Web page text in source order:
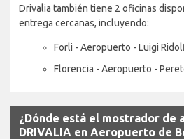
Drivalia también tiene 2 oficinas
entrega cercanas, incluyendo:
Forli - Aeropuerto - Luigi
Florencia - Aeropuerto -
¿Dónde está el mostrador de
DRIVALIA en Aeropuerto de